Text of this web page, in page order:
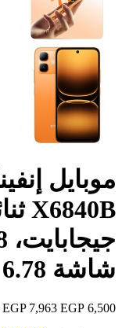
شاشة 6.78 بوصة.
6,500 EGP
7,963 EGP